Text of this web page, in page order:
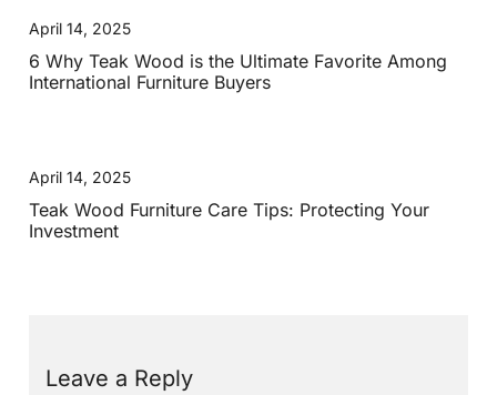
April 14, 2025
6 Why Teak Wood is the Ultimate Favorite Among
International Furniture Buyers
April 14, 2025
Teak Wood Furniture Care Tips: Protecting Your
Investment
Leave a Reply